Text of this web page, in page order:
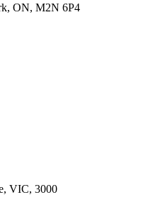
ON, M2N 6P4
VIC, 3000